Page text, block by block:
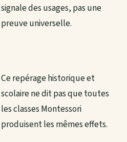
signale des usages, pas une
preuve universelle.
Ce repérage historique et
scolaire ne dit pas que toutes
les classes Montessori
produisent les mêmes effets.